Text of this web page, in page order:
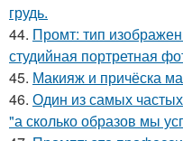
грудь.
44. Промт: тип
студийная портретная
45. Макияж и причёска
46. Один из самых
"а сколько образов мы